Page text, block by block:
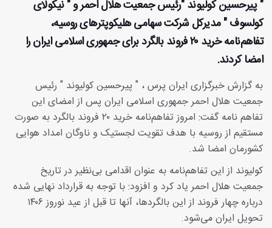
" پیرحسین کولیوند "رئیس جمعیت هلال احمر و " نیکولای
کولسوف " مدیرکل شرکت سهامی هلیکوپترهای روسیه،
تفاهم‌نامه خرید ۲۰ فروند بالگرد برای جمهوری اسلامی ایران را
امضا کردند.
به گزارش خبرگزاری ایران پرس ، " پیرحسین کولیوند " رئیس
جمعیت هلال احمر جمهوری اسلامی ایران پس از امضای این
تفاهم نامه گفت: امروز تفاهم‌نامه خرید ۲۰ فروند بالگرد به صورت
مستقیم از روسیه با هدف تقویت لجستیک و ناوگان امداد هوایی
کشورمان امضا شد.
کولیوند از این تفاهم‌نامه به عنوان اقدامی بی‌نظیر در تاریخ
جمعیت هلال احمر یاد کرد و افزود: با توجه به قرارداد نهایی شده
درباره چهار فروند از این بالگردها، آنها تا قبل از عید نوروز ۱۴۰۶
تحویل ایران می‌شود.